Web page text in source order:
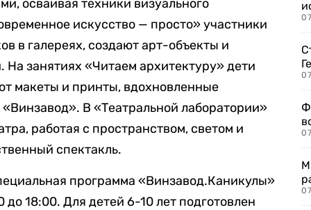
осваивая техники визуального
искусство — просто» участники
в галереях, создают арт-объекты и
занятиях «Читаем архитектуру» дети
макеты и принты, вдохновленные
В «Театральной лаборатории»
работая с пространством, светом и
спектакль.
программа «Винзавод.Каникулы»
18:00. Для детей 6-10 лет подготовлен